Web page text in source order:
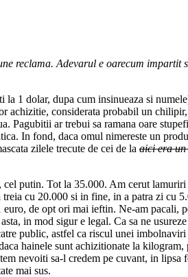
reclama. Adevarul e oarecum impartit
la 1 dolar, dupa cum insinueaza si
achizitie, considerata probabil un
Pagubitii ar trebui sa ramana oare
In fond, daca omul nimereste un
zilele trecute de cei de la aici era
cel putin. Tot la 35.000. Am cerut lamuriri
cu 20.000 si in fine, in a patra zi cu
de opt ori mai ieftin. Ne-am pacali,
in mod sigur e legal. Ca sa ne
public, astfel ca riscul unei
hainele sunt achizitionate la kilogram,
nevoiti sa-l credem pe cuvant, in lipsa
mai sus.